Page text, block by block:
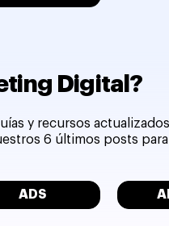
Digital?
y recursos
6 últimos posts
ADS